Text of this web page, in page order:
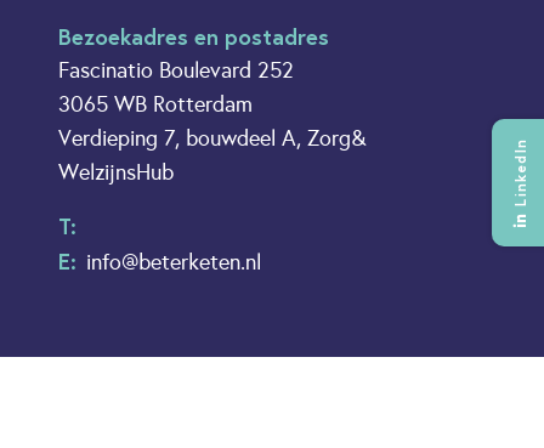
LinkedIn
Bezoekadres en postadres
Fascinatio Boulevard 252
3065 WB Rotterdam
Verdieping 7, bouwdeel A, Zorg&
WelzijnsHub
T:
E: info@beterketen.nl